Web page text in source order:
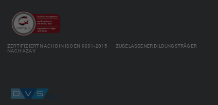
ZERTIFIZIERT NACH DIN ISO EN 9001-2015 ZUGELASSENER BILDUNGSTRÄGER
NACH AZAV